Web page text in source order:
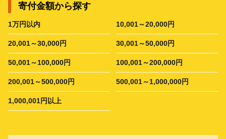
寄付金額から探す
1万円以内 10,001～20,000円
20,001～30,000円 30,001～50,000円
50,001～100,000円 100,001～200,000円
200,001～500,000円 500,001～1,000,000円
1,000,001円以上